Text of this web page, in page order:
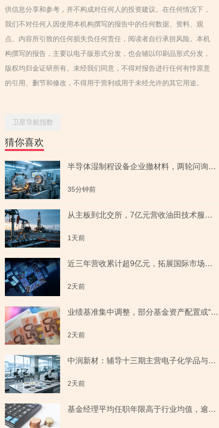
供信息分享和参考，并不构成对任何人的投资建议。在任何情况下，
我们不对任何人因使用本机构撰写的报告中的任何数据、资料、观
点、内容所引致的任何损失负任何责任，阅读者自行承担风险。本机
构撰写的报告，主要以电子版形式分发，也会辅以印刷品形式分发，
版权均归金证研所有。未经我们同意，不得对报告进行任何有悖原意
的引用、删节和修改，不得用于营利或用于未经允许的其它用途。
卫星导航指数
猜你喜欢
半导体湿制程设备企业撤材料，两轮问询聚焦收入确认时点准确性，原材料采购公允性引关注
35分钟前
从主板到北交所，7亿元营收油田技术服务商两次撤单，募投项目必要性与核心技术竞争力遭“拷问”
1天前
近三年营收累计超9亿元，拓展国际市场背后外销收入合计六百余万元，辅导期间参与高校牵头的重点研发项目，大客户股东或与该高校人员“同名”
2天前
业绩基准集中调整，部分基金资产配置或“偏离”基准，最近一年末基金经理自持份额回落
2天前
中润新材：辅导十三期主营电子化学品与纳米材料 下游覆盖半导体与新能源电池赛道
2天前
基金经理平均任职年限高于行业均值，逾50只“迷你基”规模不足五千万元，半导体及芯片领涨背后相关主题新发基金或“寥寥”